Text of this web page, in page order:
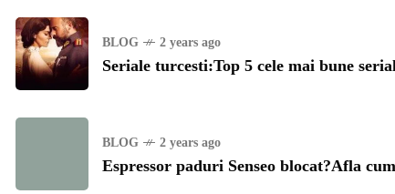
BLOG 2 years ago
Seriale turcesti:Top 5 cele mai bune
BLOG 2 years ago
Espressor paduri Senseo blocat?Afla